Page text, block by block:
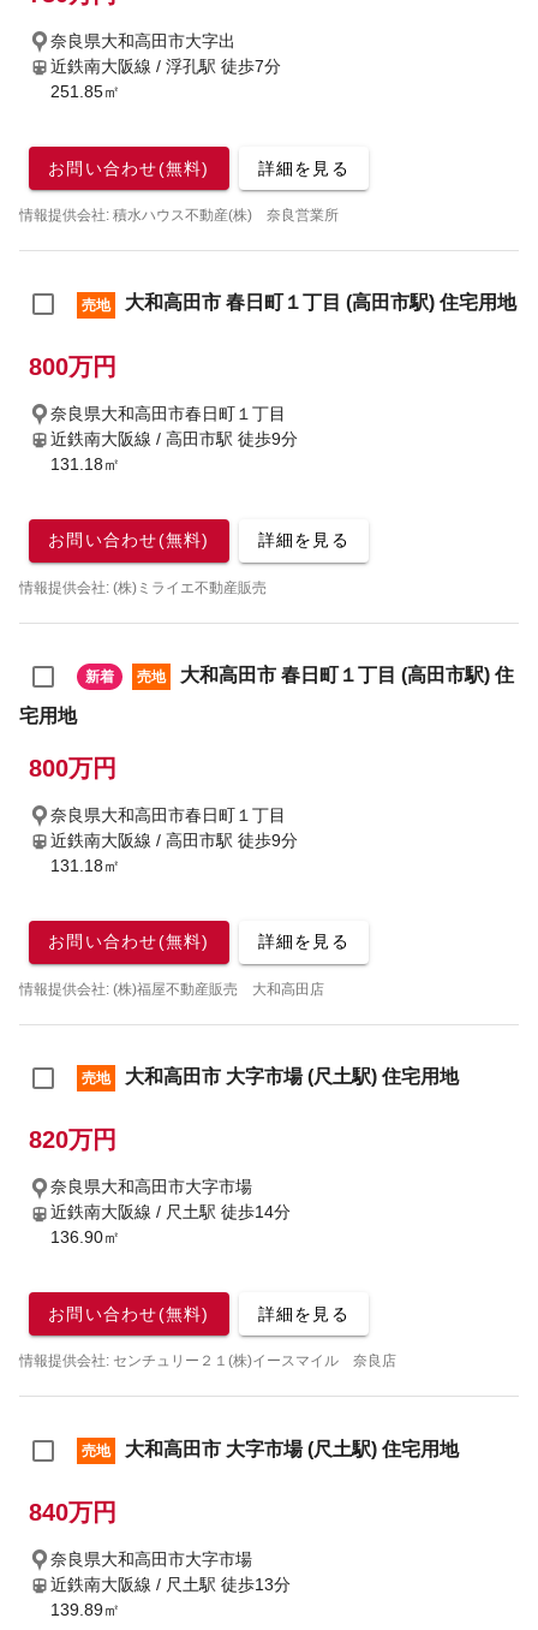
奈良県大和高田市大字出
近鉄南大阪線 / 浮孔駅 徒歩7分
251.85㎡
お問い合わせ(無料) 詳細を見る
情報提供会社: 積水ハウス不動産(株) 奈良営業所
売地 大和高田市 春日町１丁目 (高田市駅) 住宅用地
800万円
奈良県大和高田市春日町１丁目
近鉄南大阪線 / 高田市駅 徒歩9分
131.18㎡
お問い合わせ(無料) 詳細を見る
情報提供会社: (株)ミライエ不動産販売
新着 売地
大和高田市 春日町１丁目 (高田市駅) 住
宅用地
800万円
奈良県大和高田市春日町１丁目
近鉄南大阪線 / 高田市駅 徒歩9分
131.18㎡
お問い合わせ(無料) 詳細を見る
情報提供会社: (株)福屋不動産販売 大和高田店
売地 大和高田市 大字市場 (尺土駅) 住宅用地
820万円
奈良県大和高田市大字市場
近鉄南大阪線 / 尺土駅 徒歩14分
136.90㎡
お問い合わせ(無料) 詳細を見る
情報提供会社: センチュリー２１(株)イースマイル 奈良店
売地 大和高田市 大字市場 (尺土駅) 住宅用地
840万円
奈良県大和高田市大字市場
近鉄南大阪線 / 尺土駅 徒歩13分
139.89㎡